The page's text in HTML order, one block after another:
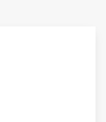
de 12h à
quelques tables,